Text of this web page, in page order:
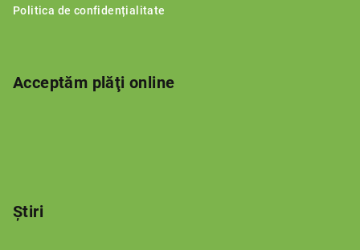
Politica de confidențialitate
Acceptăm plăţi online
Știri